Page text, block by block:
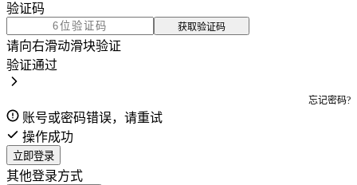
验证码
获取验证码
请向右滑动滑块验证
验证通过
忘记密码?
账号或密码错误，请重试
操作成功
立即登录
其他登录方式